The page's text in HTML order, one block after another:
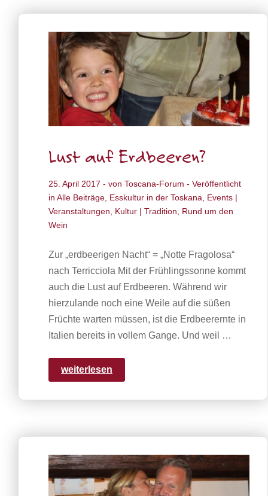
Lust auf Erdbeeren?
25. April 2017 - von Toscana-Forum - Veröffentlicht
in Alle Beiträge Esskultur in der Toskana
Events |
Veranstaltungen
Kultur | Tradition
Rund um den
Wein
Zur „erdbeerigen Nacht“ = „Notte Fragolosa“
nach Terricciola Mit der Frühlingssonne kommt
auch die Lust auf Erdbeeren. Während wir
hierzulande noch eine Weile auf die süßen
Früchte warten müssen, ist die Erdbeerernte in
Italien bereits in vollem Gange. Und weil …
weiterlesen